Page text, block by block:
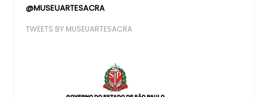
@MUSEUARTESACRA
TWEETS BY MUSEUARTESACRA